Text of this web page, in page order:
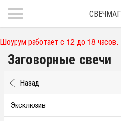
СВЕЧМАГ
Шоурум работает с 12 до 18 часов.
Заговорные свечи
Назад
Эксклюзив